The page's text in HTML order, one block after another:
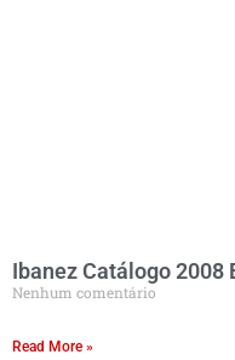
Ibanez Catálogo 2008
Nenhum comentário
Read More »